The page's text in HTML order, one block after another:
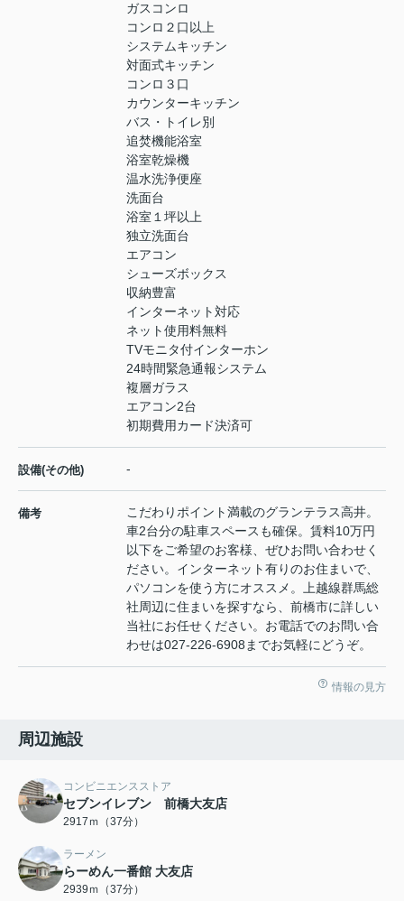
ガスコンロ
コンロ２口以上
システムキッチン
対面式キッチン
コンロ３口
カウンターキッチン
バス・トイレ別
追焚機能浴室
浴室乾燥機
温水洗浄便座
洗面台
浴室１坪以上
独立洗面台
エアコン
シューズボックス
収納豊富
インターネット対応
ネット使用料無料
TVモニタ付インターホン
24時間緊急通報システム
複層ガラス
エアコン2台
初期費用カード決済可
設備(その他) -
備考
こだわりポイント満載のグランテラス高井。
車2台分の駐車スペースも確保。賃料10万円
以下をご希望のお客様、ぜひお問い合わせく
ださい。インターネット有りのお住まいで、
パソコンを使う方にオススメ。上越線群馬総
社周辺に住まいを探すなら、前橋市に詳しい
当社にお任せください。お電話でのお問い合
わせは027-226-6908までお気軽にどうぞ。
情報の見方
周辺施設
コンビニエンスストア
セブンイレブン 前橋大友店
2917ｍ（37分）
ラーメン
らーめん一番館 大友店
2939ｍ（37分）